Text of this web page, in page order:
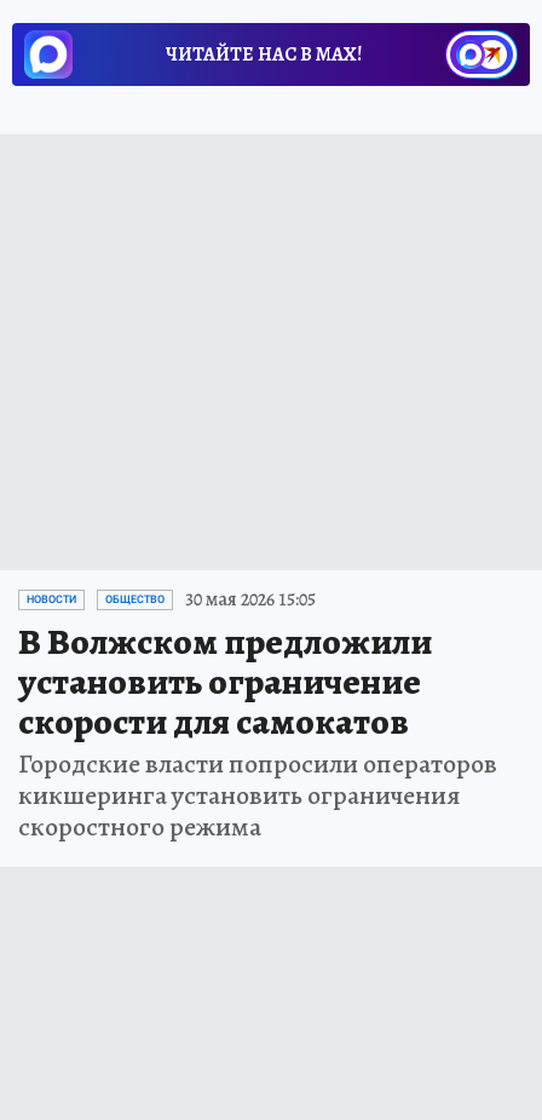
ЧИТАЙТЕ НАС В МАХ!
НОВОСТИ ОБЩЕСТВО 30 мая 2026 15:05
В Волжском предложили
установить ограничение
скорости для самокатов
Городские власти попросили операторов
кикшеринга установить ограничения
скоростного режима